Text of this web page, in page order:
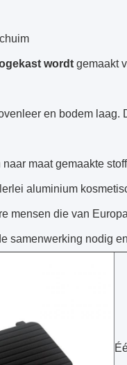
wordt gemaakt
en bodem laag.
maat gemaakte
aluminium
mensen die van
samenwerking nodig